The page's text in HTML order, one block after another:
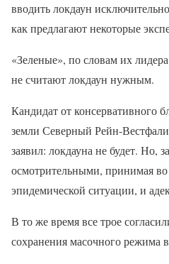
вводить локдаун
как предлагают некоторые
«Зеленые», по словам их
не считают локдаун нужным.
Кандидат от
земли Северный Рейн-
заявил: локдауна не будет. Но,
осмотрительными, принимая
эпидемической ситуации, и
В то же время все трое
сохранения масочного режима